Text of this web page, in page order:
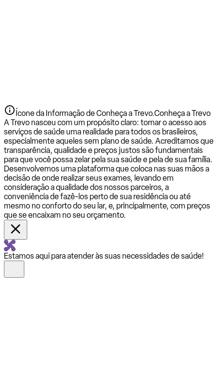
Ícone da Informação de Conheça a Trevo.Conheça a Trevo
A Trevo nasceu com um propósito claro: tornar o acesso aos
serviços de saúde uma realidade para todos os brasileiros,
especialmente aqueles sem plano de saúde. Acreditamos que
transparência, qualidade e preços justos são fundamentais
para que você possa zelar pela sua saúde e pela de sua família.
Desenvolvemos uma plataforma que coloca nas suas mãos a
decisão de onde realizar seus exames, levando em
consideração a qualidade dos nossos parceiros, a
conveniência de fazê-los perto de sua residência ou até
mesmo no conforto do seu lar, e, principalmente, com preços
que se encaixam no seu orçamento.
Estamos aqui para atender às suas necessidades de saúde!